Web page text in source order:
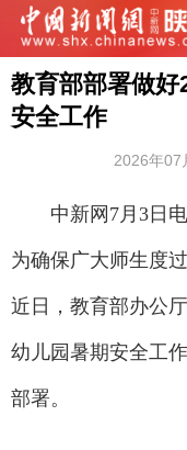
教育部部署做好
安全工作
2026年07
中新网7月3日电
为确保广大师生度
近日，教育部办公
幼儿园暑期安全工
部署。